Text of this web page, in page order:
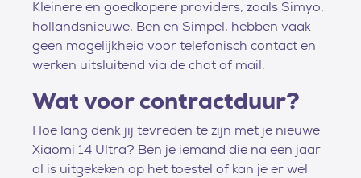
Kleinere en goedkopere providers, zoals Simyo,
hollandsnieuwe, Ben en Simpel, hebben vaak
geen mogelijkheid voor telefonisch contact en
werken uitsluitend via de chat of mail.
Wat voor contractduur?
Hoe lang denk jij tevreden te zijn met je nieuwe
Xiaomi 14 Ultra? Ben je iemand die na een jaar
al is uitgekeken op het toestel of kan je er wel